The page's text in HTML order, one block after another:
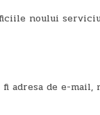
noului
de e-